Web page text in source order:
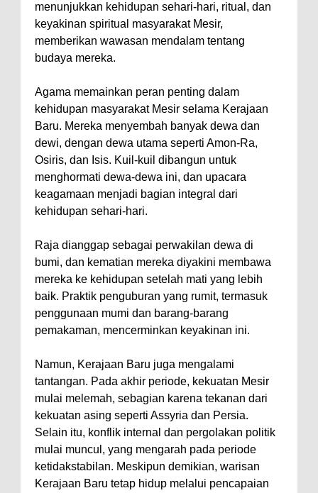
menunjukkan kehidupan sehari-hari, ritual, dan
keyakinan spiritual masyarakat Mesir,
memberikan wawasan mendalam tentang
budaya mereka.
Agama memainkan peran penting dalam
kehidupan masyarakat Mesir selama Kerajaan
Baru. Mereka menyembah banyak dewa dan
dewi, dengan dewa utama seperti Amon-Ra,
Osiris, dan Isis. Kuil-kuil dibangun untuk
menghormati dewa-dewa ini, dan upacara
keagamaan menjadi bagian integral dari
kehidupan sehari-hari.
Raja dianggap sebagai perwakilan dewa di
bumi, dan kematian mereka diyakini membawa
mereka ke kehidupan setelah mati yang lebih
baik. Praktik penguburan yang rumit, termasuk
penggunaan mumi dan barang-barang
pemakaman, mencerminkan keyakinan ini.
Namun, Kerajaan Baru juga mengalami
tantangan. Pada akhir periode, kekuatan Mesir
mulai melemah, sebagian karena tekanan dari
kekuatan asing seperti Assyria dan Persia.
Selain itu, konflik internal dan pergolakan politik
mulai muncul, yang mengarah pada periode
ketidakstabilan. Meskipun demikian, warisan
Kerajaan Baru tetap hidup melalui pencapaian